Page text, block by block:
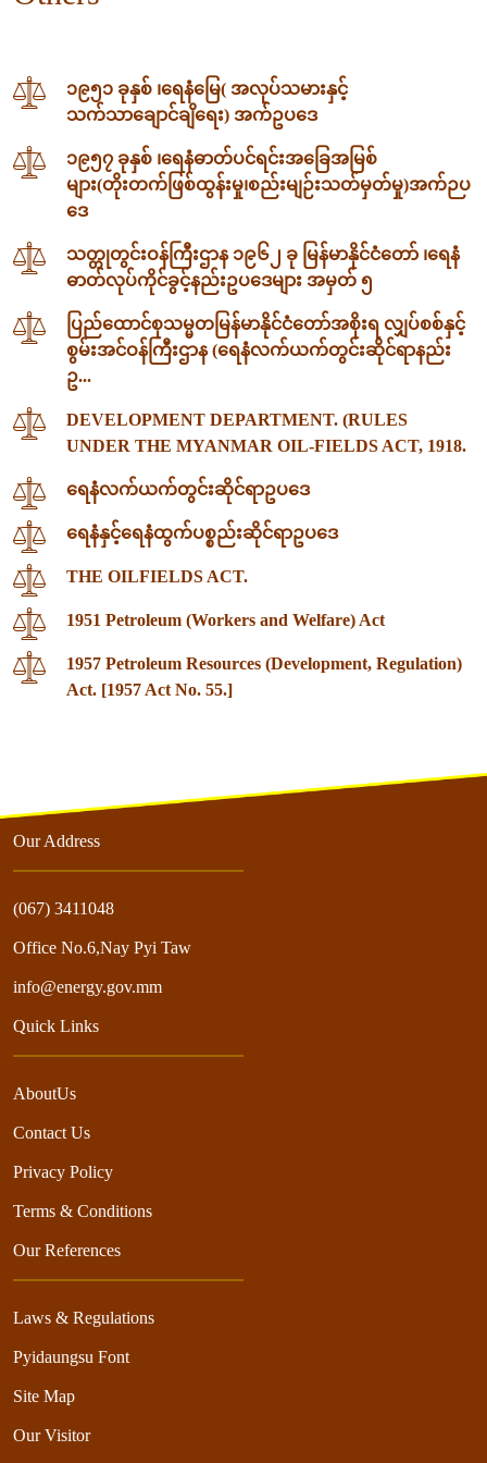
၁၉၅၁ ခုနှစ် ၊ရေနံမြေ( အလုပ်သမားနှင့်
သက်သာချောင်ချိရေး) အက်ဥပဒေ
၁၉၅၇ ခုနှစ် ၊ရေနံဓာတ်ပင်ရင်းအခြေအမြစ်
များ(တိုးတက်ဖြစ်ထွန်းမှု၊စည်းမျဉ်းသတ်မှတ်မှု)အက်ဉပ
ဒေ
သတ္တုတွင်းဝန်ကြီးဌာန ၁၉၆၂ ခု မြန်မာနိုင်ငံတော် ၊ရေနံ
ဓာတ်လုပ်ကိုင်ခွင့်နည်းဥပဒေများ အမှတ် ၅
ပြည်ထောင်စုသမ္မတမြန်မာနိုင်ငံတော်အစိုးရ လျှပ်စစ်နှင့်
စွမ်းအင်ဝန်ကြီးဌာန (ရေနံလက်ယက်တွင်းဆိုင်ရာနည်း
ဥ...
DEVELOPMENT DEPARTMENT. (RULES
UNDER THE MYANMAR OIL-FIELDS ACT, 1918.
ရေနံလက်ယက်တွင်းဆိုင်ရာဥပဒေ
ရေနံနှင့်ရေနံထွက်ပစ္စည်းဆိုင်ရာဥပဒေ
THE OILFIELDS ACT.
1951 Petroleum (Workers and Welfare) Act
1957 Petroleum Resources (Development, Regulation)
Act. [1957 Act No. 55.]
Our Address
(067) 3411048
Office No.6,Nay Pyi Taw
info@energy.gov.mm
Quick Links
AboutUs
Contact Us
Privacy Policy
Terms & Conditions
Our References
Laws & Regulations
Pyidaungsu Font
Site Map
Our Visitor